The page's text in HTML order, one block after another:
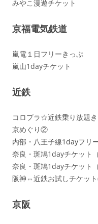
みやこ漫遊チケット
京福電気鉄道
嵐電１日フリーきっぷ
嵐山1dayチケット
近鉄
コロプラ☆近鉄乗り放題
京めぐり②
内部・八王子線1dayフリ
奈良・斑鳩1dayチケット
奈良・斑鳩1dayチケット
阪神⇔近鉄お試しチケッ
京阪